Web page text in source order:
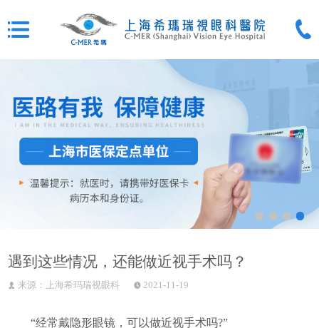
遇到这些情况，还能做近视手术吗？
来源：上海希玛瑞视眼科 2021-11-19
“经常戴隐形眼镜，可以做近视手术吗?”